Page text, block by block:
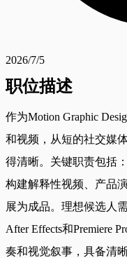
2026/7/5
职位描述
作为Motion Graphic
和视频，从短的社交媒
得清晰。关键职责包括
构建解释性视频、产品
展为成品。理想候选人
After Effects和Premiere
奏和视觉叙事，具备清